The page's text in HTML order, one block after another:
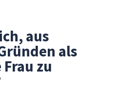
aus
als
zu